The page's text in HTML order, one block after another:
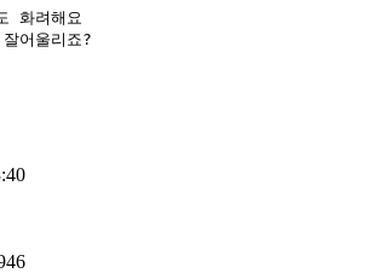
화려해요
어울리죠?